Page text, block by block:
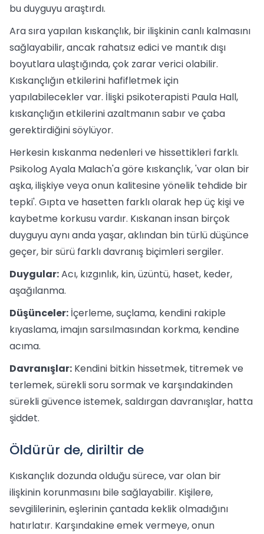
bu duyguyu araştırdı.
Ara sıra yapılan kıskançlık, bir ilişkinin canlı kalmasını
sağlayabilir, ancak rahatsız edici ve mantık dışı
boyutlara ulaştığında, çok zarar verici olabilir.
Kıskançlığın etkilerini hafifletmek için
yapılabilecekler var. İlişki psikoterapisti Paula Hall,
kıskançlığın etkilerini azaltmanın sabır ve çaba
gerektirdiğini söylüyor.
Herkesin kıskanma nedenleri ve hissettikleri farklı.
Psikolog Ayala Malach'a göre kıskançlık, 'var olan bir
aşka, ilişkiye veya onun kalitesine yönelik tehdide bir
tepki'. Gıpta ve hasetten farklı olarak hep üç kişi ve
kaybetme korkusu vardır. Kıskanan insan birçok
duyguyu aynı anda yaşar, aklından bin türlü düşünce
geçer, bir sürü farklı davranış biçimleri sergiler.
Duygular:Acı, kızgınlık, kin, üzüntü, haset, keder,
aşağılanma.
Düşünceler: İçerleme, suçlama, kendini rakiple
kıyaslama, imajın sarsılmasından korkma, kendine
acıma.
Davranışlar: Kendini bitkin hissetmek, titremek ve
terlemek, sürekli soru sormak ve karşındakinden
sürekli güvence istemek, saldırgan davranışlar, hatta
şiddet.
Öldürür de, diriltir de
Kıskançlık dozunda olduğu sürece, var olan bir
ilişkinin korunmasını bile sağlayabilir. Kişilere,
sevgililerinin, eşlerinin çantada keklik olmadığını
hatırlatır. Karşındakine emek vermeye, onun